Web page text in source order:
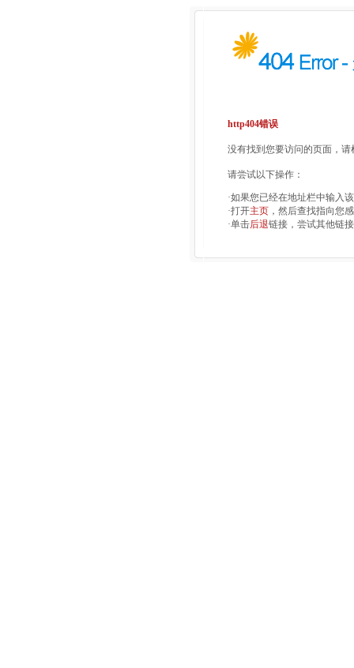
http404错误
没有找到您要访问的页面，
请尝试以下操作：
·如果您已经在地址栏中输入
·打开主页 ，然后查找指向您
·单击后退链接，尝试其他链